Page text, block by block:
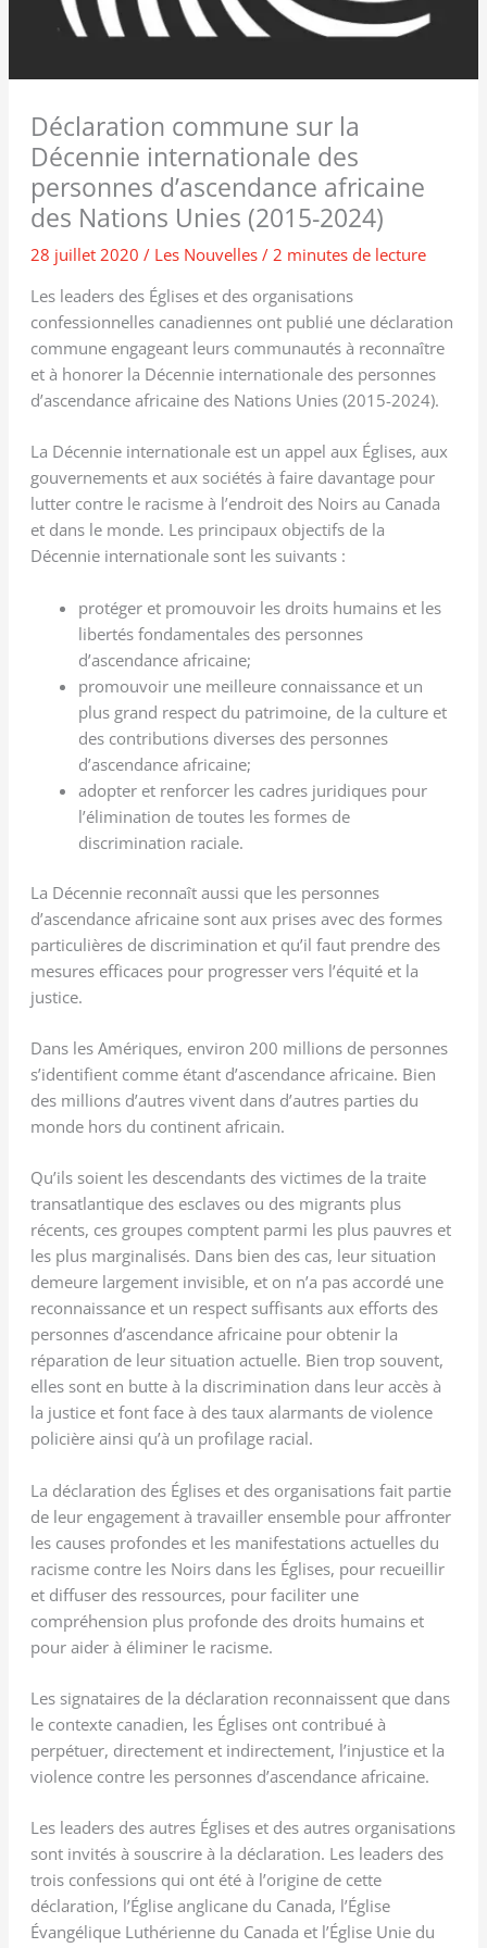
Déclaration commune sur la
Décennie internationale des
personnes d’ascendance africaine
des Nations Unies (2015-2024)
28 juillet 2020 / Les Nouvelles/ 2 minutes de lecture
Les leaders des Églises et des organisations
confessionnelles canadiennes ont publié une déclaration
commune engageant leurs communautés à reconnaître
et à honorer la Décennie internationale des personnes
d’ascendance africaine des Nations Unies (2015-2024).
La Décennie internationale est un appel aux Églises, aux
gouvernements et aux sociétés à faire davantage pour
lutter contre le racisme à l’endroit des Noirs au Canada
et dans le monde. Les principaux objectifs de la
Décennie internationale sont les suivants :
protéger et promouvoir les droits humains et les
libertés fondamentales des personnes
d’ascendance africaine;
promouvoir une meilleure connaissance et un
plus grand respect du patrimoine, de la culture et
des contributions diverses des personnes
d’ascendance africaine;
adopter et renforcer les cadres juridiques pour
l’élimination de toutes les formes de
discrimination raciale.
La Décennie reconnaît aussi que les personnes
d’ascendance africaine sont aux prises avec des formes
particulières de discrimination et qu’il faut prendre des
mesures efficaces pour progresser vers l’équité et la
justice.
Dans les Amériques, environ 200 millions de personnes
s’identifient comme étant d’ascendance africaine. Bien
des millions d’autres vivent dans d’autres parties du
monde hors du continent africain.
Qu’ils soient les descendants des victimes de la traite
transatlantique des esclaves ou des migrants plus
récents, ces groupes comptent parmi les plus pauvres et
les plus marginalisés. Dans bien des cas, leur situation
demeure largement invisible, et on n’a pas accordé une
reconnaissance et un respect suffisants aux efforts des
personnes d’ascendance africaine pour obtenir la
réparation de leur situation actuelle. Bien trop souvent,
elles sont en butte à la discrimination dans leur accès à
la justice et font face à des taux alarmants de violence
policière ainsi qu’à un profilage racial.
La déclaration des Églises et des organisations fait partie
de leur engagement à travailler ensemble pour affronter
les causes profondes et les manifestations actuelles du
racisme contre les Noirs dans les Églises, pour recueillir
et diffuser des ressources, pour faciliter une
compréhension plus profonde des droits humains et
pour aider à éliminer le racisme.
Les signataires de la déclaration reconnaissent que dans
le contexte canadien, les Églises ont contribué à
perpétuer, directement et indirectement, l’injustice et la
violence contre les personnes d’ascendance africaine.
Les leaders des autres Églises et des autres organisations
sont invités à souscrire à la déclaration. Les leaders des
trois confessions qui ont été à l’origine de cette
déclaration, l’Église anglicane du Canada, l’Église
Évangélique Luthérienne du Canada et l’Église Unie du